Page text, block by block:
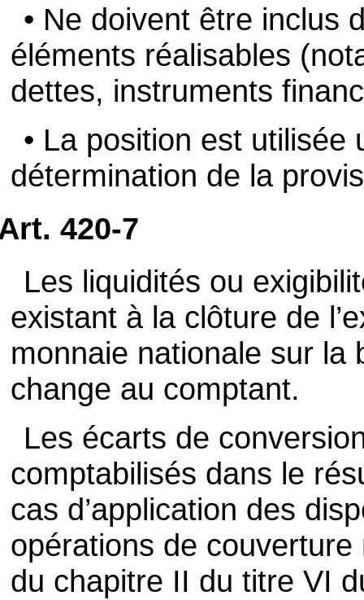
• Ne doivent être inclus
éléments réalisables
dettes, instruments
• La position est utilisée
détermination de la
420-7
Les liquidités ou
existant à la clôture de
monnaie nationale sur la
change au comptant.
Les écarts de
comptabilisés dans le
cas d’application des
opérations de
du chapitre II du titre VI